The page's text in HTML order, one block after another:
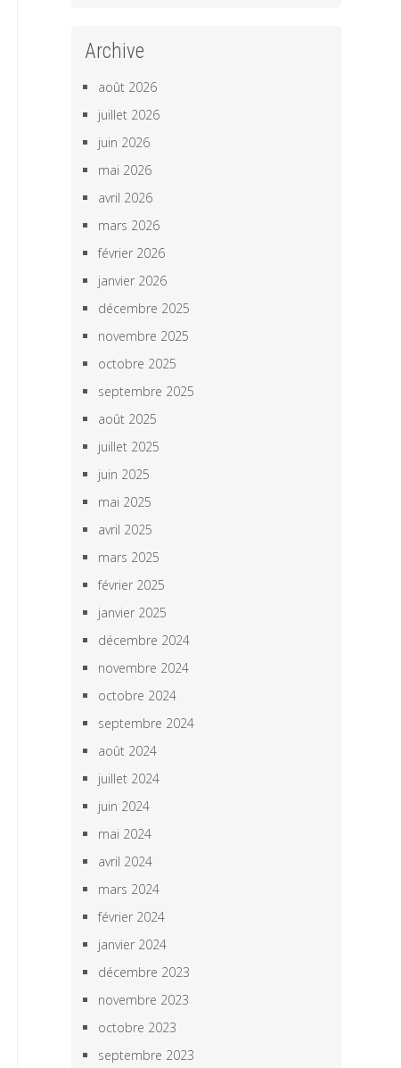
Archive
août 2026
juillet 2026
juin 2026
mai 2026
avril 2026
mars 2026
février 2026
janvier 2026
décembre 2025
novembre 2025
octobre 2025
septembre 2025
août 2025
juillet 2025
juin 2025
mai 2025
avril 2025
mars 2025
février 2025
janvier 2025
décembre 2024
novembre 2024
octobre 2024
septembre 2024
août 2024
juillet 2024
juin 2024
mai 2024
avril 2024
mars 2024
février 2024
janvier 2024
décembre 2023
novembre 2023
octobre 2023
septembre 2023